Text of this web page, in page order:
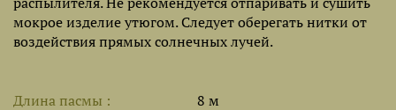
мокрое изделие утюгом. Следует оберегать нитки от
воздействия прямых солнечных лучей.
Длина пасмы
8 м